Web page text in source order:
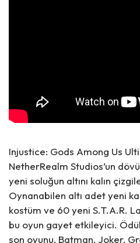
Injustice: Gods Among Us
NetherRealm Studios’un
yeni soluğun altını kalın
Oynanabilen altı adet yeni
kostüm ve 60 yeni S.T.A.R.
bu oyun gayet etkileyici.
son oyunu, Batman, Joker,